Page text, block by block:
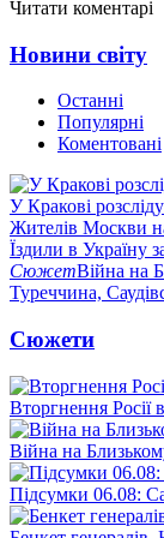
Читати коментарі
Новини світу
Останні
Популярні
Коментовані
У Кракові
Жителів Москви
Їздили в Україну
СюжетВійна на
Туреччина,
Сюжети
Вторгнення Росії
Війна на
Підсумки 06.08: